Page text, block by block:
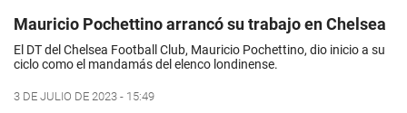
Mauricio Pochettino arrancó su trabajo en Chelsea
El DT del Chelsea Football Club, Mauricio Pochettino, dio inicio a su
ciclo como el mandamás del elenco londinense.
3 DE JULIO DE 2023 - 15:49